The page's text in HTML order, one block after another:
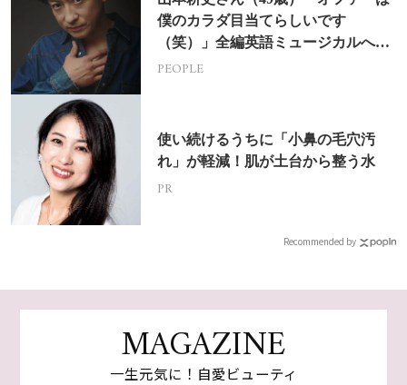
僕のカラダ目当てらしいです
（笑）」全編英語ミュージカルへの
挑戦
PEOPLE
使い続けるうちに「小鼻の毛穴汚
れ」が軽減！肌が土台から整う水
PR
Recommended by
MAGAZINE
一生元気に！自愛ビューティ